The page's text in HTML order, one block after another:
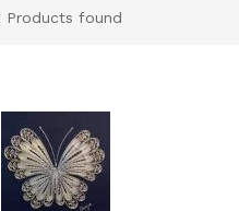
Products found